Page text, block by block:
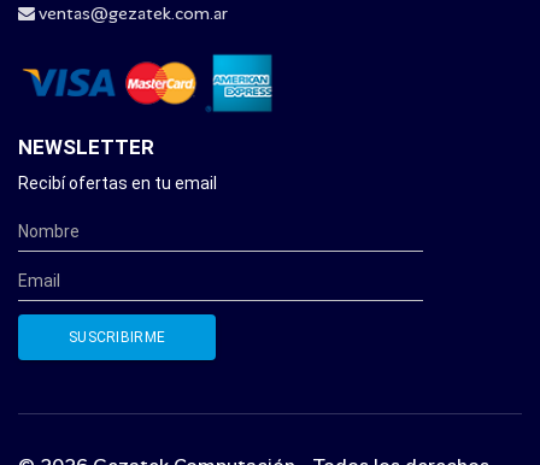
ventas@gezatek.com.ar
NEWSLETTER
Recibí ofertas en tu email